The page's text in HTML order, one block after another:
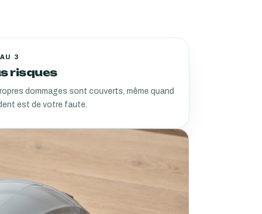
3
risques
dommages sont couverts, même quand
est de votre faute.